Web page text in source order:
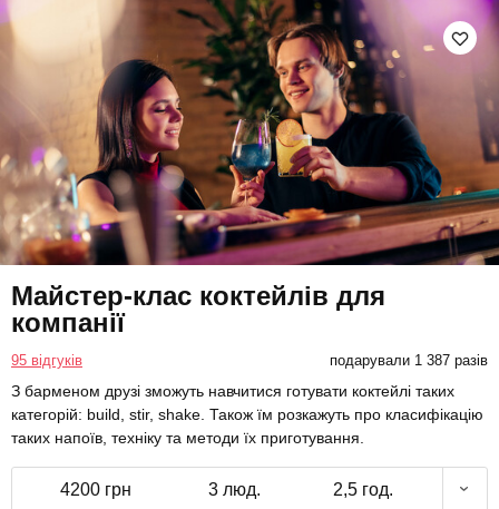
Майстер-клас коктейлів для
компанії
95 відгуків подарували 1 387 разів
З барменом друзі зможуть навчитися готувати коктейлі таких
категорій: build, stir, shake. Також їм розкажуть про класифікацію
таких напоїв, техніку та методи їх приготування.
4200 грн 3 люд. 2,5 год.